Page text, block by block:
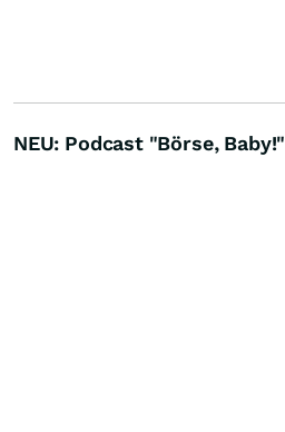
NEU: Podcast "Börse, Baby!"